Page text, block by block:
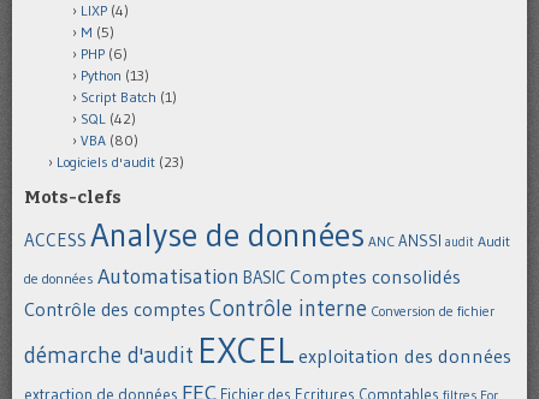
LIXP (4)
M (5)
PHP (6)
Python (13)
Script Batch (1)
SQL (42)
VBA (80)
Logiciels d'audit (23)
Mots-clefs
ACCESS Analyse de données ANC ANSSI audit Audit
de données Automatisation BASIC Comptes consolidés
Contrôle des comptes Contrôle interne Conversion de fichier
démarche d'audit EXCEL exploitation des données
FEC Fichier des Ecritures Comptables